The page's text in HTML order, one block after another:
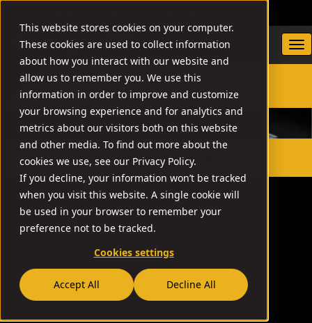
This website stores cookies on your computer.
These cookies are used to collect information
about how you interact with our website and
allow us to remember you. We use this
information in order to improve and customize
your browsing experience and for analytics and
metrics about our visitors both on this website
and other media. To find out more about the
cookies we use, see our Privacy Policy.
If you decline, your information won’t be tracked
when you visit this website. A single cookie will
be used in your browser to remember your
preference not to be tracked.
Cookies settings
Accept All Decline All
SEARCH
// TóMALO DE NOSOTROS
GI